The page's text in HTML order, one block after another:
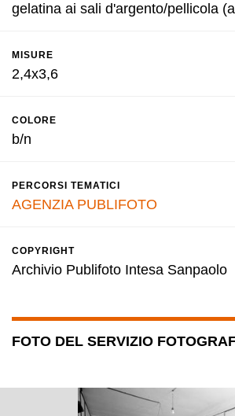
gelatina ai sali d'argento/pellicola
MISURE
2,4x3,6
COLORE
b/n
PERCORSI TEMATICI
AGENZIA PUBLIFOTO
COPYRIGHT
Archivio Publifoto Intesa Sanpaolo
FOTO DEL SERVIZIO